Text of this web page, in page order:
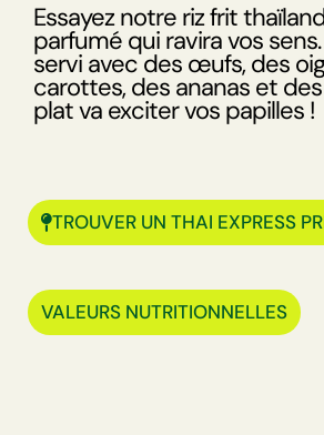
Essayez notre riz frit
parfumé qui ravira vos
servi avec des œufs, des
carottes, des ananas et
plat va exciter vos papilles !
TROUVER UN THAI EXPRESS
VALEURS NUTRITIONNELLES